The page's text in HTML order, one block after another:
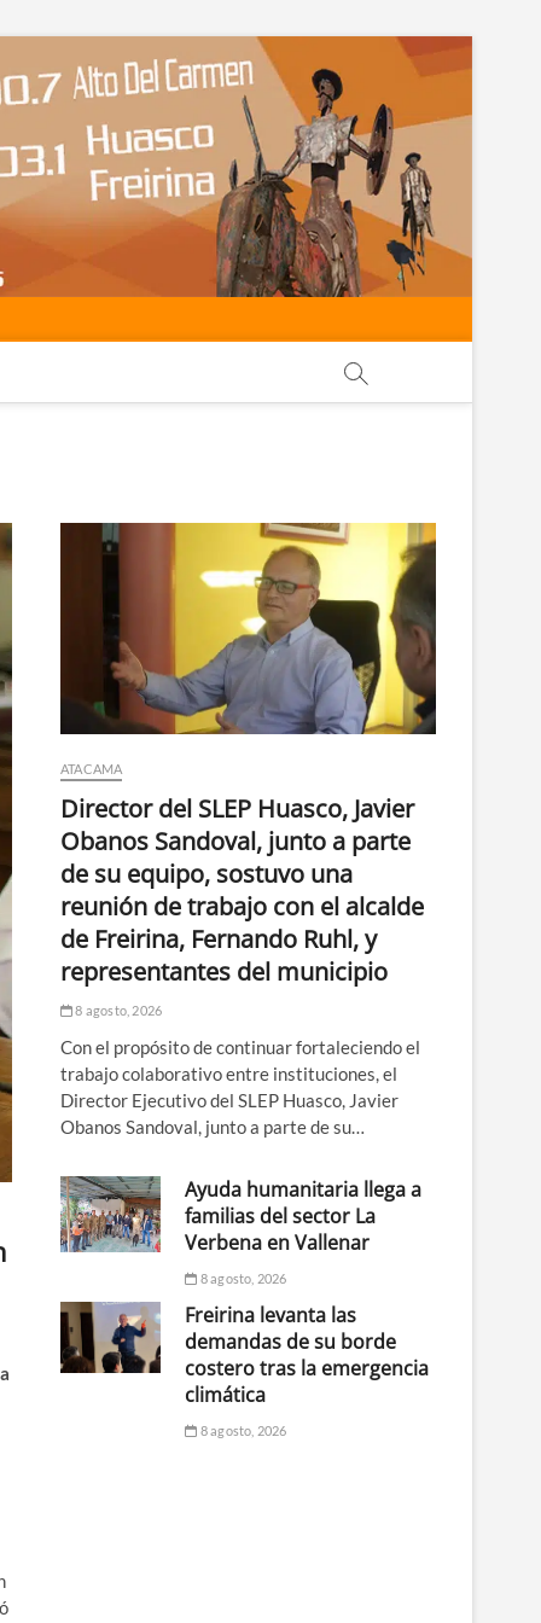
ATACAMA
Director del SLEP Huasco, Javier
Obanos Sandoval, junto a parte
de su equipo, sostuvo una
reunión de trabajo con el alcalde
de Freirina, Fernando Ruhl, y
representantes del municipio
8 agosto, 2026
Con el propósito de continuar fortaleciendo el
trabajo colaborativo entre instituciones, el
Director Ejecutivo del SLEP Huasco, Javier
Obanos Sandoval, junto a parte de su…
Ayuda humanitaria llega a
familias del sector La
Verbena en Vallenar
8 agosto, 2026
Freirina levanta las
demandas de su borde
costero tras la emergencia
climática
8 agosto, 2026